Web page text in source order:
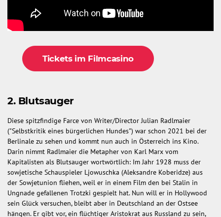
Tickets im Filmcasino
2. Blutsauger
Diese spitzfindige Farce von Writer/Director Julian Radlmaier
("Selbstkritik eines bürgerlichen Hundes") war schon 2021 bei der
Berlinale zu sehen und kommt nun auch in Österreich ins Kino.
Darin nimmt Radlmaier die Metapher von Karl Marx vom
Kapitalisten als Blutsauger wortwörtlich: Im Jahr 1928 muss der
sowjetische Schauspieler Ljowuschka (Aleksandre Koberidze) aus
der Sowjetunion fliehen, weil er in einem Film den bei Stalin in
Ungnade gefallenen Trotzki gespielt hat. Nun will er in Hollywood
sein Glück versuchen, bleibt aber in Deutschland an der Ostsee
hängen. Er gibt vor, ein flüchtiger Aristokrat aus Russland zu sein,